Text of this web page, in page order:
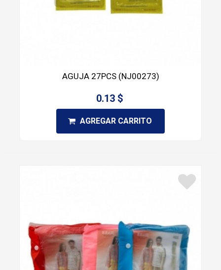
AGUJA 27PCS (NJ00273)
0.13 $
AGREGAR CARRITO